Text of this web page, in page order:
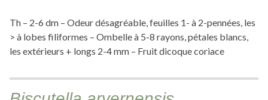
Th – 2-6 dm – Odeur désagréable, feuilles 1- à 2-pennées, les
> à lobes filiformes – Ombelle à 5-8 rayons, pétales blancs,
les extérieurs + longs 2-4 mm – Fruit dicoque coriace